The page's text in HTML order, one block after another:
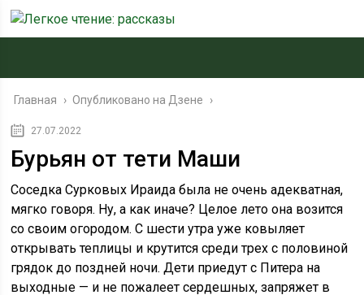
Главная › Опубликовано на Дзене ›
27.07.2022
Бурьян от тети Маши
Соседка Сурковых Ираида была не очень адекватная,
мягко говоря. Ну, а как иначе? Целое лето она возится
со своим огородом. С шести утра уже ковыляет
открывать теплицы и крутится среди трех с половиной
грядок до поздней ночи. Дети приедут с Питера на
выходные — и не пожалеет сердешных, запряжет в